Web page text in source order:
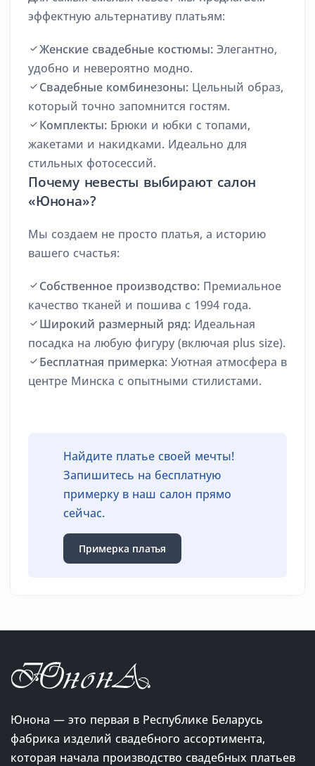
эффектную альтернативу платьям:
Женские свадебные костюмы: Элегантно,
удобно и невероятно модно.
Свадебные комбинезоны: Цельный образ,
который точно запомнится гостям.
Комплекты: Брюки и юбки с топами,
жакетами и накидками. Идеально для
стильных фотосессий.
Почему невесты выбирают салон
«Юнона»?
Мы создаем не просто платья, а историю
вашего счастья:
Собственное производство: Премиальное
качество тканей и пошива с 1994 года.
Широкий размерный ряд: Идеальная
посадка на любую фигуру (включая plus size).
Бесплатная примерка: Уютная атмосфера в
центре Минска с опытными стилистами.
Найдите платье своей мечты!
Запишитесь на бесплатную
примерку в наш салон прямо
сейчас.
Примерка платья
Юнона — это первая в Республике Беларусь
фабрика изделий свадебного ассортимента,
которая начала производство свадебных платьев